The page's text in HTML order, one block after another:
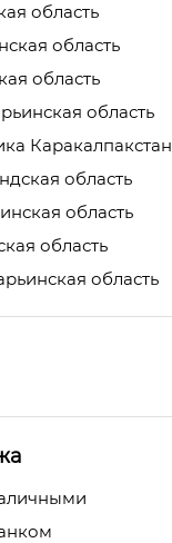
область
область
область
область
Каракалпакстан
область
область
область
область